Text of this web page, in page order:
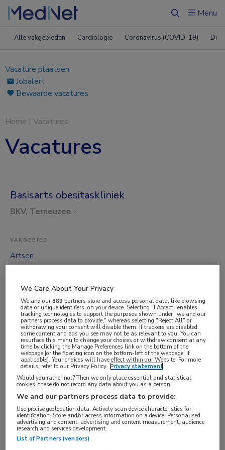
ZoekenMenu
Alle vakgebieden Cardiologie Coronavirus (COVID-19)
Vacature plaatsen
Jobalert
Bewaarde vacatures
Home | Vacatures
Vacatures
Basisarts obesitaskliniek
BKV, Terneuzen
VAKGEBIED
Artsen
Basisarts
BRANCHE
Onbekend
AANSTELLING
Vaste aanstelling
PLAATSINGSDATUM
18 oktober 2025
NIVEAU
Overig
ERVARING
Niet nader bepaald
DIENSTVERBAND
We Care About Your Privacy
We and our889 partners store and access personal data, like browsing
data or unique identifiers, on your device. Selecting "I Accept" enables
tracking technologies to support the purposes shown under "we and our
partners process data to provide," whereas selecting "Reject All" or
withdrawing your consent will disable them. If trackers are disabled,
some content and ads you see may not be as relevant to you. You can
resurface this menu to change your choices or withdraw consent at any
time by clicking the Manage Preferences link on the bottom of the
webpage [or the floating icon on the bottom-left of the webpage, if
applicable]. Your choices will have effect within our Website. For more
details, refer to our Privacy Policy. Privacy statement
Would you rather not? Then we only place essential and statistical
cookies, these do not record any data about you as a person
We and our partners process data to provide:
Use precise geolocation data. Actively scan device characteristics for
identification. Store and/or access information on a device. Personalised
advertising and content, advertising and content measurement, audience
research and services development.
List of Partners (vendors)